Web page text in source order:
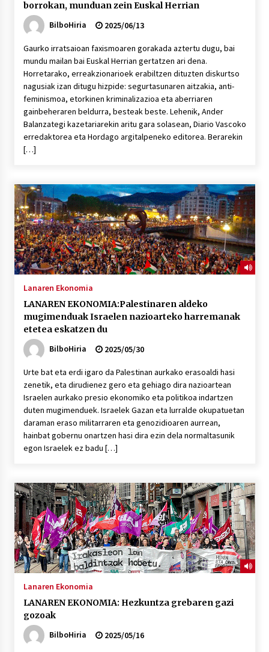
borrokan, munduan zein Euskal Herrian
BilboHiria
2025/06/13
Gaurko irratsaioan faxismoaren gorakada aztertu dugu, bai
mundu mailan bai Euskal Herrian gertatzen ari dena.
Horretarako, erreakzionarioek erabiltzen dituzten diskurtso
nagusiak izan ditugu hizpide: segurtasunaren aitzakia, anti-
feminismoa, etorkinen kriminalizazioa eta aberriaren
gainbeheraren beldurra, besteak beste. Lehenik, Ander
Balanzategi kazetariarekin aritu gara solasean, Diario Vascoko
erredaktorea eta Hordago argitalpeneko editorea. Berarekin
[…]
Lanaren Ekonomia
LANAREN EKONOMIA:Palestinaren aldeko
mugimenduak Israelen nazioarteko harremanak
etetea eskatzen du
BilboHiria
2025/05/30
Urte bat eta erdi igaro da Palestinan aurkako erasoaldi hasi
zenetik, eta dirudienez gero eta gehiago dira nazioartean
Israelen aurkako presio ekonomiko eta politikoa indartzen
duten mugimenduek. Israelek Gazan eta lurralde okupatuetan
daraman eraso militarraren eta genozidioaren aurrean,
hainbat gobernu onartzen hasi dira ezin dela normaltasunik
egon Israelek ez badu […]
Lanaren Ekonomia
LANAREN EKONOMIA: Hezkuntza grebaren gazi
gozoak
BilboHiria
2025/05/16